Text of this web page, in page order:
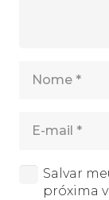
Salvar
próxima